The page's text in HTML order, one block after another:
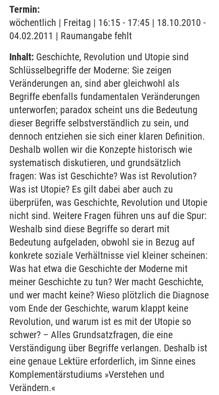
Termin:
wöchentlich | Freitag | 16:15 - 17:45 | 18.10.2010 -
04.02.2011 | Raumangabe fehlt
Inhalt: Geschichte, Revolution und Utopie sind
Schlüsselbegriffe der Moderne: Sie zeigen
Veränderungen an, sind aber gleichwohl als
Begriffe ebenfalls fundamentalen Veränderungen
unterworfen; paradox scheint uns die Bedeutung
dieser Begriffe selbstverständlich zu sein, und
dennoch entziehen sie sich einer klaren Definition.
Deshalb wollen wir die Konzepte historisch wie
systematisch diskutieren, und grundsätzlich
fragen: Was ist Geschichte? Was ist Revolution?
Was ist Utopie? Es gilt dabei aber auch zu
überprüfen, was Geschichte, Revolution und Utopie
nicht sind. Weitere Fragen führen uns auf die Spur:
Weshalb sind diese Begriffe so derart mit
Bedeutung aufgeladen, obwohl sie in Bezug auf
konkrete soziale Verhältnisse viel kleiner scheinen:
Was hat etwa die Geschichte der Moderne mit
meiner Geschichte zu tun? Wer macht Geschichte,
und wer macht keine? Wieso plötzlich die Diagnose
vom Ende der Geschichte, warum klappt keine
Revolution, und warum ist es mit der Utopie so
schwer? – Alles Grundsatzfragen, die eine
Verständigung über Begriffe verlangen. Deshalb ist
eine genaue Lektüre erforderlich, im Sinne eines
Komplementärstudiums »Verstehen und
Verändern.«